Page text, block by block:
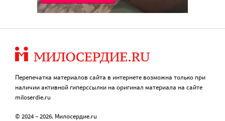
Перепечатка материалов сайта в интернете возможна только при
наличии активной гиперссылки на оригинал материала на сайте
miloserdie.ru
© 2024 – 2026. Милосердие.ru